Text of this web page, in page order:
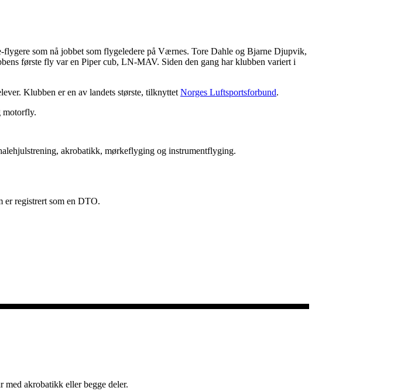
som nå jobbet som flygeledere på Værnes. Tore Dahle og Bjarne Djupvik,
første fly var en Piper cub, LN-MAV. Siden den gang har klubben variert i
Klubben er en av landets største, tilknyttet Norges Luftsportsforbund.
motorfly.
akrobatikk, mørkeflyging og instrumentflyging.
registrert som en DTO.
akrobatikk eller begge deler.